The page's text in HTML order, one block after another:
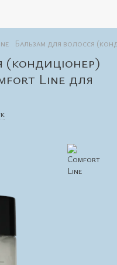
Бальзам для волосся
(кондиціонер)
Line для